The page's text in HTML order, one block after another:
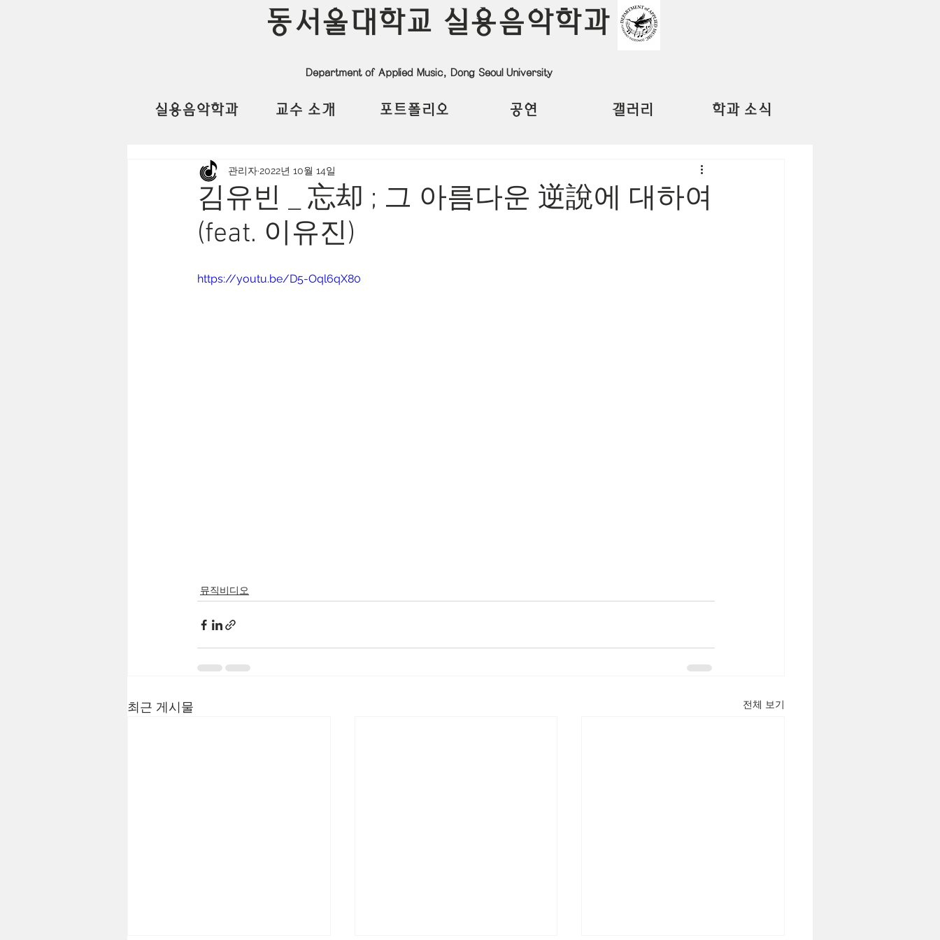
동서울대학교 실용음악학과
Department of Applied Music, Dong Seoul University
실용음악학과 교수 소개 포트폴리오 공연 갤러리 학과 소식
김유빈 _ 忘却 ; 그 아름다운 逆說에 대하여
(feat. 이유진)
관리자2022년 10월 14일
https://youtu.be/D5-Oql6qX80
뮤직비디오
최근 게시물 전체 보기